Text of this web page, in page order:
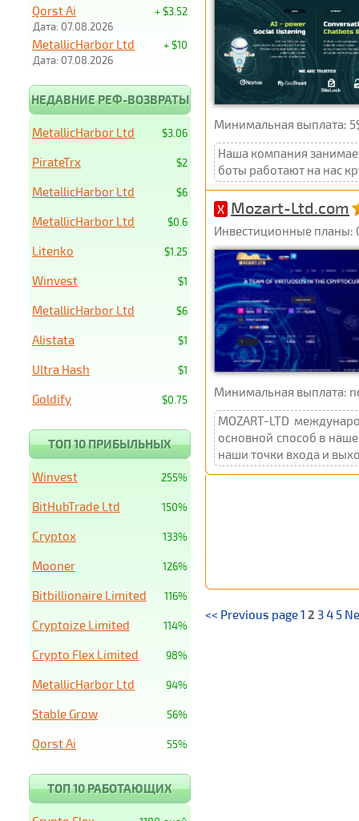
Минимальная выплата:
Наша компания
боты работают на нас
X Mozart-Ltd.com
Инвестиционные планы:
Минимальная выплата:
MOZART-LTD
основной способ в
наши точки входа и
<< Previous page1 2 3 4 5
+ $3.52
Qorst Ai
Дата: 07.08.2026
+ $10
MetallicHarbor Ltd
Дата: 07.08.2026
НЕДАВНИЕ РЕФ-ВОЗВРАТЫ
$3.06
MetallicHarbor Ltd
$2
PirateTrx
$6
MetallicHarbor Ltd
$0.6
MetallicHarbor Ltd
$1.25
Litenko
$1
Winvest
$6
MetallicHarbor Ltd
$1
Alistata
$1
Ultra Hash
$0.75
Goldify
ТОП 10 ПРИБЫЛЬНЫХ
255%
Winvest
150%
BitHubTrade Ltd
133%
Cryptox
126%
Mooner
116%
Bitbillionaire Limited
114%
Cryptoize Limited
98%
Crypto Flex Limited
94%
MetallicHarbor Ltd
56%
Stable Grow
55%
Qorst Ai
ТОП 10 РАБОТАЮЩИХ